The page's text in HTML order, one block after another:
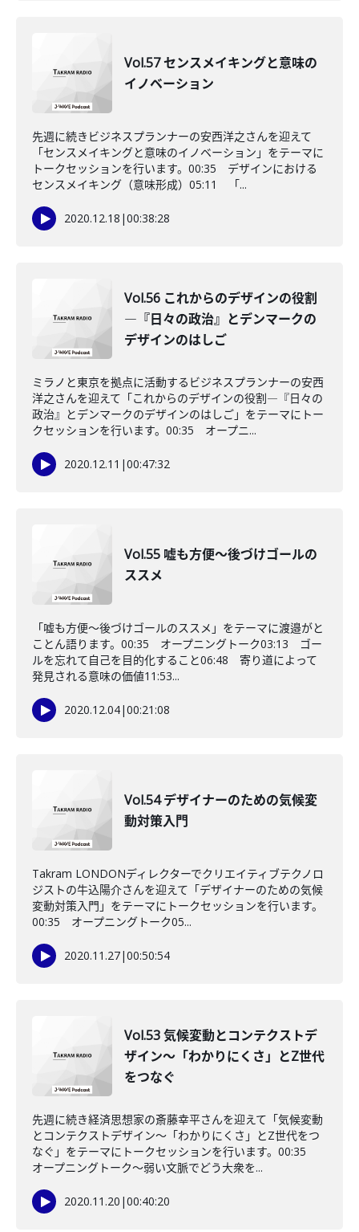
Vol.57 センスメイキングと意味の
イノベーション
先週に続きビジネスプランナーの安西洋之さんを迎えて
「センスメイキングと意味のイノベーション」をテーマに
トークセッションを行います。00:35 デザインにおける
センスメイキング（意味形成）05:11 「...
2020.12.18 |00:38:28
Vol.56 これからのデザインの役割
―『日々の政治』とデンマークの
デザインのはしご
ミラノと東京を拠点に活動するビジネスプランナーの安西
洋之さんを迎えて「これからのデザインの役割―『日々の
政治』とデンマークのデザインのはしご」をテーマにトー
クセッションを行います。00:35 オープニ...
2020.12.11 |00:47:32
Vol.55 嘘も方便～後づけゴールの
ススメ
「嘘も方便～後づけゴールのススメ」をテーマに渡邉がと
ことん語ります。00:35 オープニングトーク03:13 ゴー
ルを忘れて自己を目的化すること06:48 寄り道によって
発見される意味の価値11:53...
2020.12.04|00:21:08
Vol.54 デザイナーのための気候変
動対策入門
Takram LONDONディレクターでクリエイティブテクノロ
ジストの牛込陽介さんを迎えて「デザイナーのための気候
変動対策入門」をテーマにトークセッションを行います。
00:35 オープニングトーク05...
2020.11.27|00:50:54
Vol.53 気候変動とコンテクストデ
ザイン～「わかりにくさ」とZ世代
をつなぐ
先週に続き経済思想家の斎藤幸平さんを迎えて「気候変動
とコンテクストデザイン～「わかりにくさ」とZ世代をつ
なぐ」をテーマにトークセッションを行います。00:35
オープニングトーク～弱い文脈でどう大衆を...
2020.11.20 |00:40:20